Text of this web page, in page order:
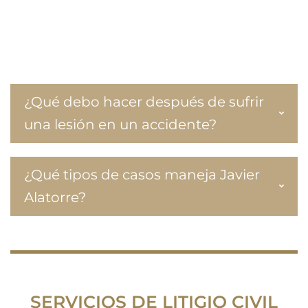
¿Qué debo hacer después de sufrir
una lesión en un accidente?
¿Qué tipos de casos maneja Javier
Alatorre?
SERVICIOS DE LITIGIO CIVIL